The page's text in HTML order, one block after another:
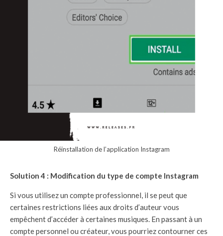
Réinstallation de l’application Instagram
Solution 4 : Modification du type de compte Instagram
Si vous utilisez un compte professionnel, il se peut que
certaines restrictions liées aux droits d’auteur vous
empêchent d’accéder à certaines musiques. En passant à un
compte personnel ou créateur, vous pourriez contourner ces